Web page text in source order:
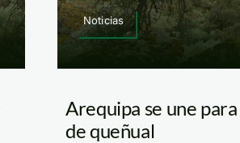
Noticias
Arequipa se une
de queñual